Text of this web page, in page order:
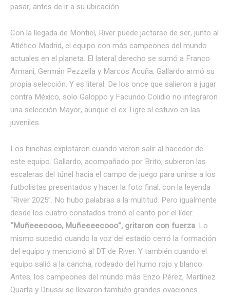
pasar, antes de ir a su ubicación.
Con la llegada de Montiel, River puede jactarse de ser, junto al
Atlético Madrid, el equipo con más campeones del mundo
actuales en el planeta. El lateral derecho se sumó a Franco
Armani, Germán Pezzella y Marcos Acuña. Gallardo armó su
propia selección. Y es literal. De los once que salieron a jugar
contra México, solo Galoppo y Facundo Colidio no integraron
una selección Mayor, aunque el ex Tigre sí estuvo en las
juveniles.
Los hinchas explotaron cuando vieron salir al hacedor de
este equipo. Gallardo, acompañado por Brito, subieron las
escaleras del túnel hacia el campo de juego para unirse a los
futbolistas presentados y hacer la foto final, con la leyenda
“River 2025”. No hubo palabras a la multitud. Pero igualmente
desde los cuatro constados tronó el canto por el líder.
“Muñeeecooo, Muñeeeecooo”, gritaron con fuerza. Lo
mismo sucedió cuando la voz del estadio cerró la formación
del equipo y mencionó al DT de River. Y también cuando el
equipo salió a la cancha, rodeado del humo rojo y blanco.
Antes, los campeones del mundo más Enzo Pérez, Martínez
Quarta y Driussi se llevaron también grandes ovaciones.